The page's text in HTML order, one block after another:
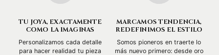
TU JOYA, EXACTAMENTE
COMO LA IMAGINAS
Personalizamos cada detalle
para hacer realidad tu pieza
MARCAMOS TENDENCIA,
REDEFINIMOS EL ESTILO
Somos pioneros en traerte lo
más nuevo primero: desde oro